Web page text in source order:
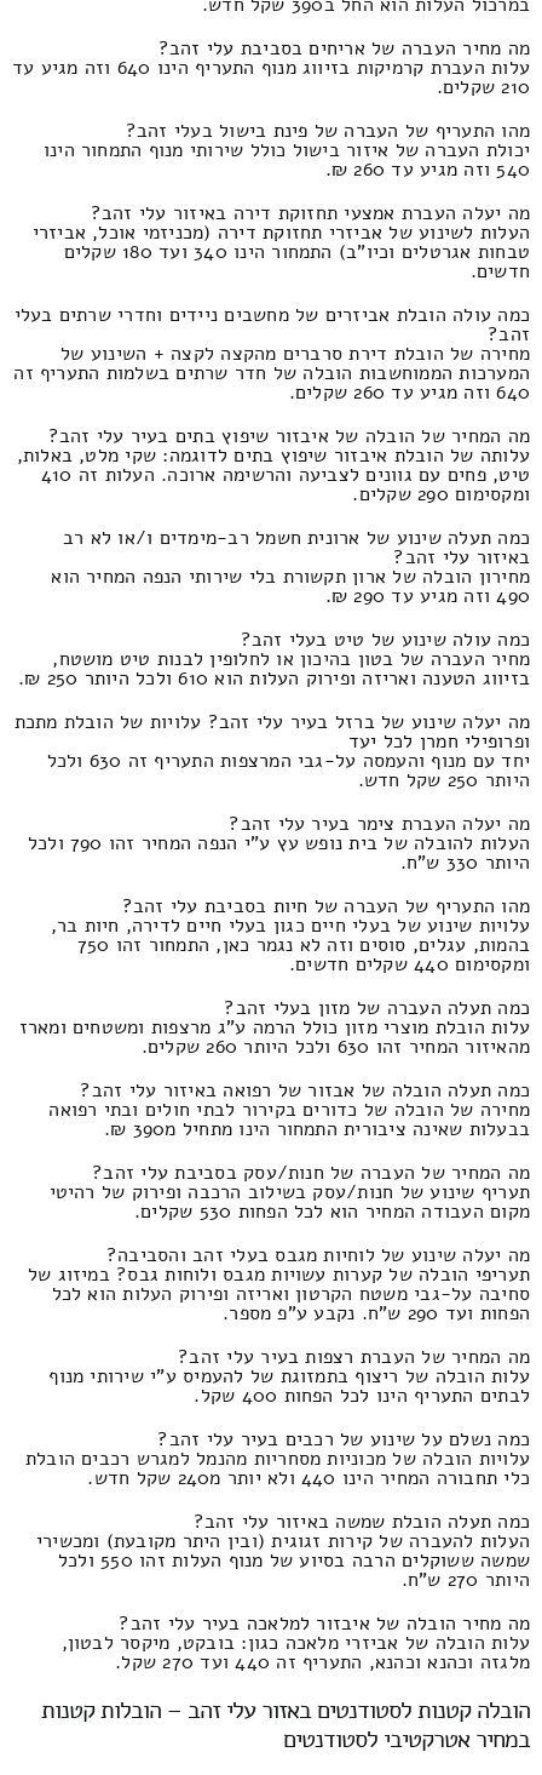
מה מחיר העברה של אריחים בסביבת עלי זהב?
עלות העברת קרמיקות בזיווג מנוף התעריף הינו 640 וזה מגיע עד
210 שקלים.
מהו התעריף של העברה של פינת בישול בעלי זהב?
יכולת העברה של איזור בישול כולל שירותי מנוף התמחור הינו
540 וזה מגיע עד 260 ₪.
מה יעלה העברת אמצעי תחזוקת דירה באיזור עלי זהב?
העלות לשינוע של אביזרי תחזוקת דירה (מכניזמי אוכל, אביזרי
טבחות אגרטלים וכיו"ב) התמחור הינו 340 ועד 180 שקלים
חדשים.
כמה עולה הובלת אביזרים של מחשבים ניידים וחדרי שרתים בעלי
זהב?
מחירה של הובלת דירת סרברים מהקצה לקצה + השינוע של
המערכות הממוחשבות הובלה של חדר שרתים בשלמות התעריף זה
640 וזה מגיע עד 260 שקלים.
מה המחיר של הובלה של איבזור שיפוץ בתים בעיר עלי זהב?
עלותה של הובלת איבזור שיפוץ בתים לדוגמה: שקי מלט, באלות,
טיט, פחים עם גוונים לצביעה והרשימה ארוכה. העלות זה 410
ומקסימום 290 שקלים.
כמה תעלה שינוע של ארונית חשמל רב-מימדים ו/או לא רב
באיזור עלי זהב?
מחירון הובלה של ארון תקשורת בלי שירותי הנפה המחיר הוא
490 וזה מגיע עד 290 ₪.
כמה עולה שינוע של טיט בעלי זהב?
מחיר העברה של בטון בהיכון או לחלופין לבנות טיט מושטח,
בזיווג הטענה ואריזה ופירוק העלות הוא 610 ולכל היותר 250 ₪.
מה יעלה שינוע של ברזל בעיר עלי זהב? עלויות של הובלת מתכת
ופרופילי חמרן לכל יעד
יחד עם מנוף והעמסה על-גבי המרצפות התעריף זה 630 ולכל
היותר 250 שקל חדש.
מה יעלה העברת צימר בעיר עלי זהב?
העלות להובלה של בית נופש עץ ע"י הנפה המחיר זהו 790 ולכל
היותר 330 ש"ח.
מהו התעריף של העברה של חיות בסביבת עלי זהב?
עלויות שינוע של בעלי חיים כגון בעלי חיים לדירה, חיות בר,
בהמות, עגלים, סוסים וזה לא נגמר כאן, התמחור זהו 750
ומקסימום 440 שקלים חדשים.
כמה תעלה העברה של מזון בעלי זהב?
עלות הובלת מוצרי מזון כולל הרמה ע"ג מרצפות ומשטחים ומארז
מהאיזור המחיר זהו 630 ולכל היותר 260 שקלים.
כמה תעלה הובלה של אבזור של רפואה באיזור עלי זהב?
מחירה של הובלה של כדורים בקירור לבתי חולים ובתי רפואה
בבעלות שאינה ציבורית התמחור הינו מתחיל מ390 ₪.
מה המחיר של העברה של חנות/עסק בסביבת עלי זהב?
תעריף שינוע של חנות/עסק בשילוב הרכבה ופירוק של רהיטי
מקום העבודה המחיר הוא לכל הפחות 530 שקלים.
מה יעלה שינוע של לוחיות מגבס בעלי זהב והסביבה?
תעריפי הובלה של קערות עשויות מגבס ולוחות גבס? במיזוג של
סחיבה על-גבי משטח הקרטון ואריזה ופירוק העלות הוא לכל
הפחות ועד 290 ש"ח. נקבע ע"פ מספר.
מה המחיר של העברת רצפות בעיר עלי זהב?
עלות הובלה של ריצוף בתמזוגת של להעמיס ע"י שירותי מנוף
לבתים התעריף הינו לכל הפחות 400 שקל.
כמה נשלם על שינוע של רכבים בעיר עלי זהב?
עלויות הובלה של מכוניות מסחריות מהנמל למגרש רכבים הובלת
כלי תחבורה המחיר הינו 440 ולא יותר מ240 שקל חדש.
כמה תעלה הובלת שמשה באיזור עלי זהב?
העלות להעברה של קירות זגוגית (ובין היתר מקובעת) ומכשירי
שמשה ששוקלים הרבה בסיוע של מנוף העלות זהו 550 ולכל
היותר 270 ש"ח.
מה מחיר הובלה של איבזור למלאכה בעיר עלי זהב?
עלות הובלה של אביזרי מלאכה כגון: בובקט, מיקסר לבטון,
מלגזה וכהנא וכהנא, התעריף זה 440 ועד 270 שקל.
הובלה קטנות לסטודנטים באזור עלי זהב – הובלות קטנות
במחיר אטרקטיבי לסטודנטים